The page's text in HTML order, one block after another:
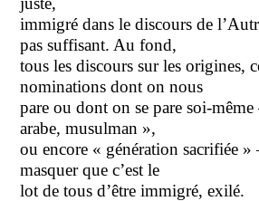
immigré dans le discours de
pas suffisant. Au fond,
tous les discours sur les origines,
nominations dont on nous
pare ou dont on se pare soi-
arabe, musulman »,
ou encore « génération sacrifiée »
masquer que c’est le
lot de tous d’être immigré, exilé.